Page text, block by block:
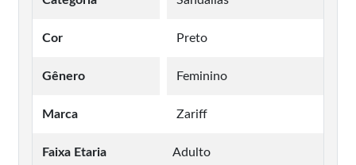
Cor Preto
Gênero Feminino
Marca Zariff
Faixa Etaria Adulto